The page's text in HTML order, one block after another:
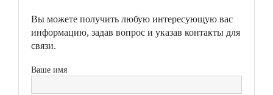
Вы можете получить любую интересующую вас
информацию, задав вопрос и указав контакты для
связи.
Ваше имя